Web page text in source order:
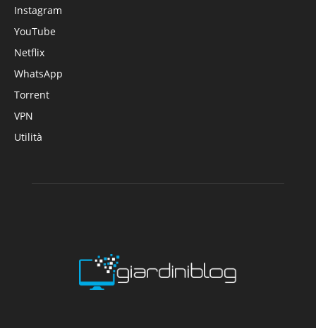
Instagram
YouTube
Netflix
WhatsApp
Torrent
VPN
Utilità